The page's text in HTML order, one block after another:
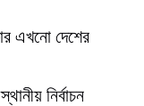
এখনো দেশের
নির্বাচন